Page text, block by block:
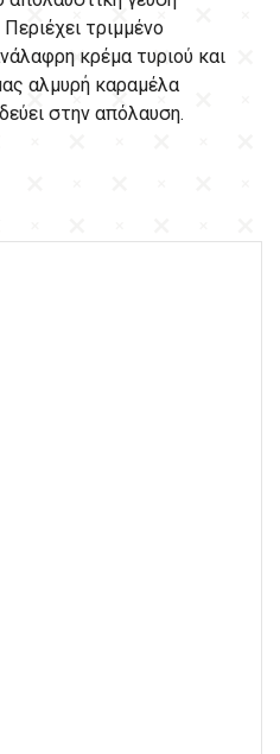
τριμμένο
κρέμα τυριού και
αλμυρή καραμέλα
στην απόλαυση.